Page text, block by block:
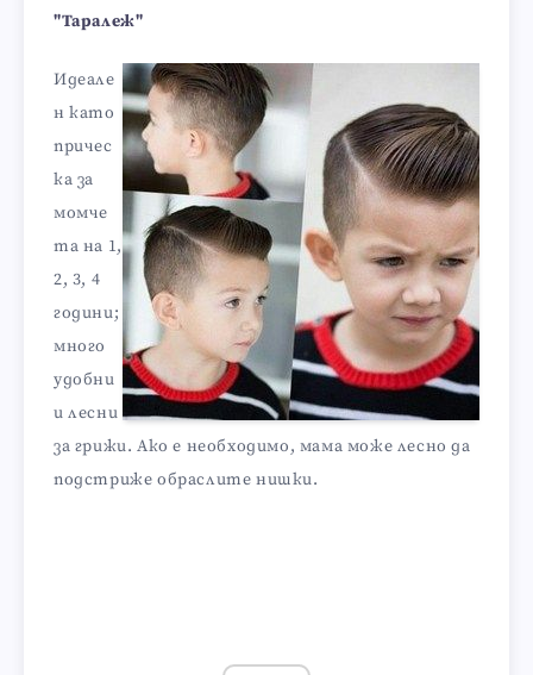
"Таралеж"
Идеале
н като
причес
ка за
момче
та на 1,
2, 3, 4
години;
много
удобни
и лесни
за грижи. Ако е необходимо, мама може лесно да
подстриже обраслите нишки.